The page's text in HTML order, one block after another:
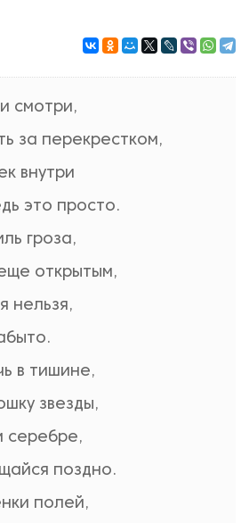
смотри,
за перекрестком,
внутри
это просто.
гроза,
открытым,
нельзя,
в тишине,
звезды,
серебре,
поздно.
полей,